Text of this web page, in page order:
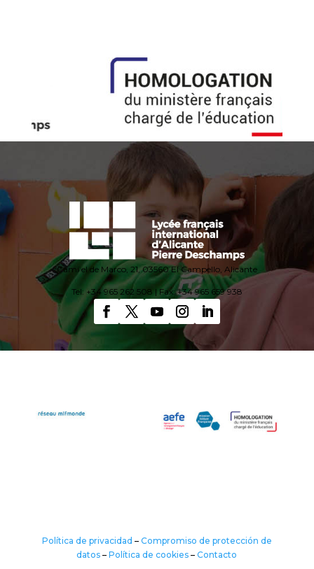
Camí el de Marco, 21, 03560 El Campello, Alicante
Tel: +34 965 262 508 | Fax: +34 965 659 938
Política de privacidad – Compromiso de protección de
datos –Política de cookies –Contacto